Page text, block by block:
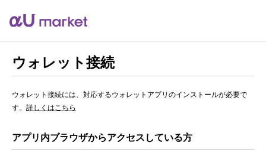
ウォレット接続
ウォレット接続には、対応するウォレットアプリのインストールが必要で
す。 詳しくはこちら
アプリ内ブラウザからアクセスしている方